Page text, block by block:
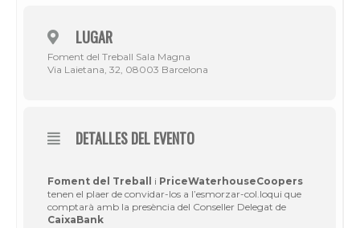
LUGAR
Foment del Treball Sala Magna
Via Laietana, 32, 08003 Barcelona
DETALLES DEL EVENTO
Foment del Treball i PriceWaterhouseCoopers
tenen el plaer de convidar-los a l’esmorzar-col.loqui que
comptarà amb la presència del Conseller Delegat de
CaixaBank